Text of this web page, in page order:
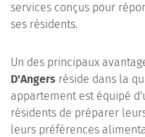
services conçus pour
ses résidents.
Un des principaux
D'Angers réside dans la
appartement est équipé
résidents de préparer
leurs préférences